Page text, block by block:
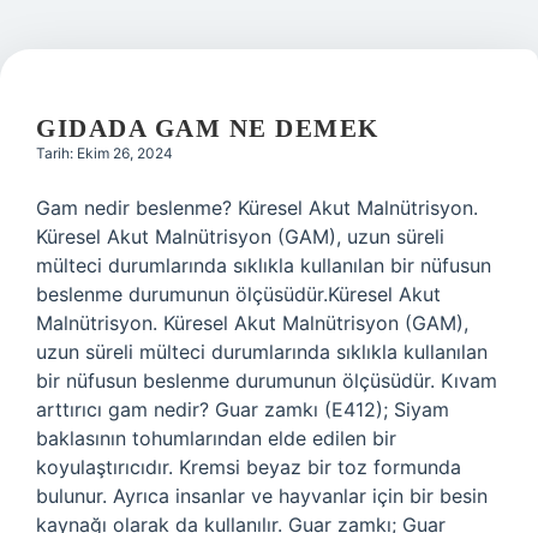
Hakkımızda
GIDADA GAM NE DEMEK
Tarih: Ekim 26, 2024
Gam nedir beslenme? Küresel Akut Malnütrisyon.
Küresel Akut Malnütrisyon (GAM), uzun süreli
mülteci durumlarında sıklıkla kullanılan bir nüfusun
beslenme durumunun ölçüsüdür.Küresel Akut
Malnütrisyon. Küresel Akut Malnütrisyon (GAM),
uzun süreli mülteci durumlarında sıklıkla kullanılan
bir nüfusun beslenme durumunun ölçüsüdür. Kıvam
arttırıcı gam nedir? Guar zamkı (E412); Siyam
baklasının tohumlarından elde edilen bir
koyulaştırıcıdır. Kremsi beyaz bir toz formunda
bulunur. Ayrıca insanlar ve hayvanlar için bir besin
kaynağı olarak da kullanılır. Guar zamkı; Guar